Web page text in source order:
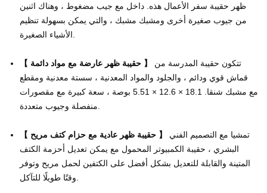
ظهر حقيبة سفر الأعمال هذه. داخل مع جيب مضغوط ، وهناك اثنين
من جيوب صغيرة أخرى ومشبك مشبك ، والتي يمكن بسهولة تنظيم
【 حقيبة ظهر عارضة مع مواد دائمة 】
قماش قوي ودائم ، والجلود والمواد المعدنية ، سستة معدنية ومقطع
مع مشبك شنقا. 18.1 × 12.6 × 5.51 بوصة ، سعة كبيرة مع مقصورات
【 حقيبة ظهر عادية مع حزام كتف مريح 】
البشري ، حقيبة الكمبيوتر المحمول مع يمكن تعديل أحزمة الكتف
المتينة والقابلة للتعديل بشكل أفضل على الكتفين لحمل مريح وتوفر